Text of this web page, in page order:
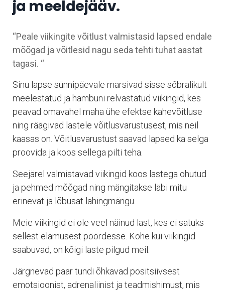
ja meeldejääv.
“Peale viikingite võitlust valmistasid lapsed endale
mõõgad ja võitlesid nagu seda tehti tuhat aastat
tagasi. “
Sinu lapse sünnipäevale marsivad sisse sõbralikult
meelestatud ja hambuni relvastatud viikingid, kes
peavad omavahel maha ühe efektse kahevõitluse
ning räägivad lastele võitlusvarustusest, mis neil
kaasas on. Võitlusvarustust saavad lapsed ka selga
proovida ja koos sellega pilti teha.
Seejärel valmistavad viikingid koos lastega ohutud
ja pehmed mõõgad ning mängitakse läbi mitu
erinevat ja lõbusat lahingmängu.
Meie viikingid ei ole veel näinud last, kes ei satuks
sellest elamusest pöördesse. Kohe kui viikingid
saabuvad, on kõigi laste pilgud meil.
Järgnevad paar tundi õhkavad positsiivsest
emotsioonist, adrenaliinist ja teadmishimust, mis